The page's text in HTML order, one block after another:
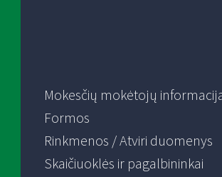
Mokesčių mokėtojų
Formos
Rinkmenos / Atviri duomenys
Skaičiuoklės ir pagalbininkai